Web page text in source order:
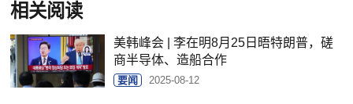
相关阅读
美韩峰会 | 李在明8月25日晤特朗普，磋
商半导体、造船合作
要闻 2025-08-12